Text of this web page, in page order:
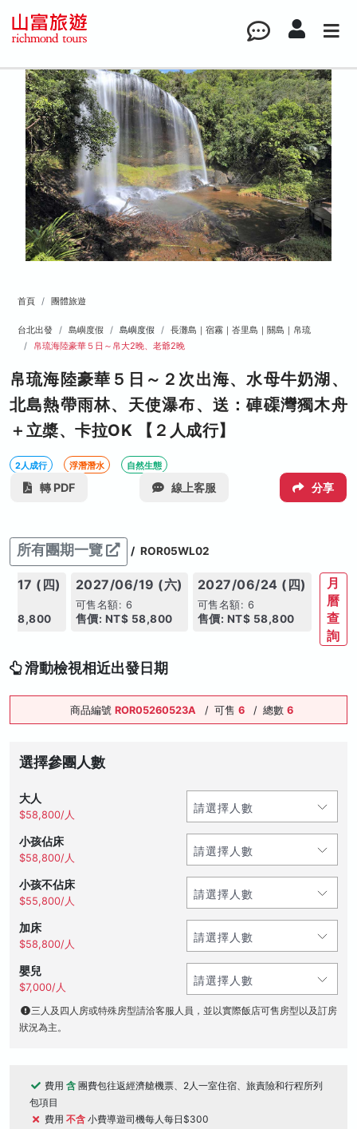
首頁 團體旅遊
台北出發 島嶼度假 島嶼度假
長灘島｜宿霧｜峇里島｜關島｜帛琉
帛琉海陸豪華５日～帛大2晚、老爺2晚
帛琉海陸豪華５日～２次出海、水母牛奶湖、
北島熱帶雨林、天使瀑布、送：硨磲灣獨木舟
＋立槳、卡拉OK 【２人成行】
2人成行 浮潛潛水 自然生態
轉 PDF 線上客服 分享
所有團期一覽 / ROR05WL02
17 (四)
58,800
2027/06/19 (六)
可售名額: 6
售價: NT$ 58,800
2027/06/24 (四)
可售名額: 6
售價: NT$ 58,800
月
曆
查
詢
滑動檢視相近出發日期
商品編號 ROR05260523A / 可售 6 / 總數 6
選擇參團人數
大人
$58,800/人
小孩佔床
$58,800/人
小孩不佔床
$55,800/人
加床
$58,800/人
嬰兒
$7,000/人
三人及四人房或特殊房型請洽客服人員，並以實際飯店可售房型以及訂房
狀況為主。
費用 含 團費包往返經濟艙機票、2人一室住宿、旅責險和行程所列
包項目
費用 不含 小費導遊司機每人每日$300